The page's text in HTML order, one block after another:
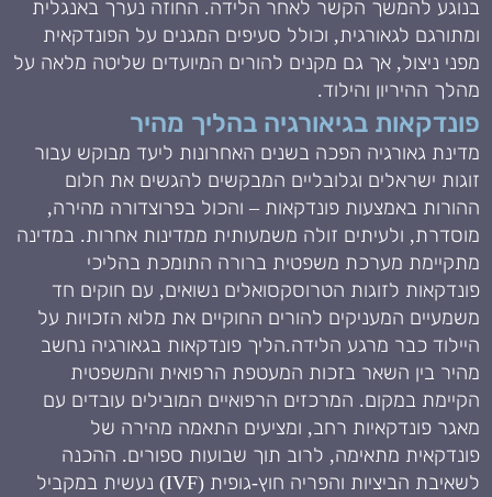
בנוגע להמשך הקשר לאחר הלידה. החוזה נערך באנגלית
ומתורגם לגאורגית, וכולל סעיפים המגנים על הפונדקאית
מפני ניצול, אך גם מקנים להורים המיועדים שליטה מלאה על
מהלך ההיריון והילוד.
פונדקאות בגיאורגיה בהליך מהיר
מדינת גאורגיה הפכה בשנים האחרונות ליעד מבוקש עבור
זוגות ישראלים וגלובליים המבקשים להגשים את חלום
ההורות באמצעות פונדקאות – והכול בפרוצדורה מהירה,
מוסדרת, ולעיתים זולה משמעותית ממדינות אחרות. במדינה
מתקיימת מערכת משפטית ברורה התומכת בהליכי
פונדקאות לזוגות הטרוסקסואלים נשואים, עם חוקים חד
משמעיים המעניקים להורים החוקיים את מלוא הזכויות על
היילוד כבר מרגע הלידה.הליך פונדקאות בגאורגיה נחשב
מהיר בין השאר בזכות המעטפת הרפואית והמשפטית
הקיימת במקום. המרכזים הרפואיים המובילים עובדים עם
מאגר פונדקאיות רחב, ומציעים התאמה מהירה של
פונדקאית מתאימה, לרוב תוך שבועות ספורים. ההכנה
לשאיבת הביציות והפריה חוץ-גופית (IVF) נעשית במקביל